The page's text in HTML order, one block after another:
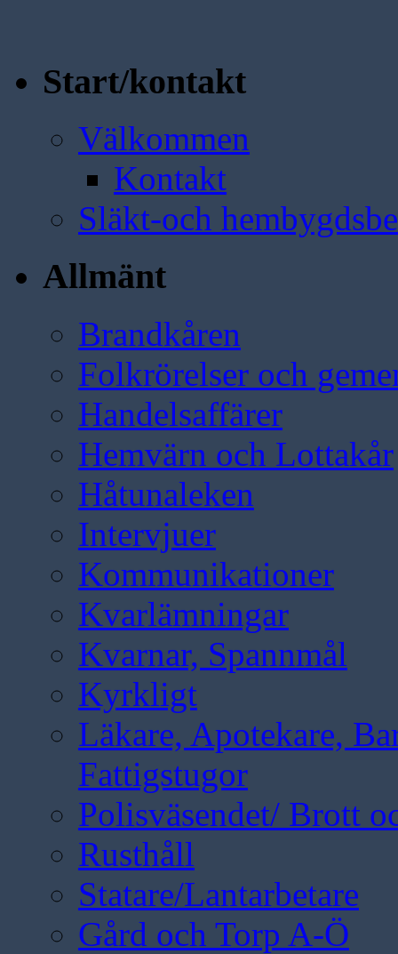
Start/kontakt
Välkommen
Kontakt
Släkt-och
Allmänt
Brandkåren
Folkrörelser och
Handelsaffärer
Hemvärn och Lottakår
Håtunaleken
Intervjuer
Kommunikationer
Kvarlämningar
Kvarnar, Spannmål
Kyrkligt
Läkare, Apotekare,
Fattigstugor
Polisväsendet/ Brott
Rusthåll
Statare/Lantarbetare
Gård och Torp A-Ö